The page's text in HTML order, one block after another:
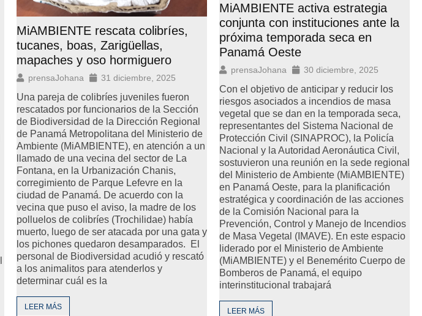
MiAMBIENTE rescata colibríes,
tucanes, boas, Zarigüellas,
mapaches y oso hormiguero
prensaJohana 31 diciembre, 2025
Una pareja de colibríes juveniles fueron
rescatados por funcionarios de la Sección
de Biodiversidad de la Dirección Regional
de Panamá Metropolitana del Ministerio de
Ambiente (MiAMBIENTE), en atención a un
llamado de una vecina del sector de La
Fontana, en la Urbanización Chanis,
corregimiento de Parque Lefevre en la
ciudad de Panamá. De acuerdo con la
vecina que puso el aviso, la madre de los
polluelos de colibríes (Trochilidae) había
muerto, luego de ser atacada por una gata y
los pichones quedaron desamparados. El
personal de Biodiversidad acudió y rescató
a los animalitos para atenderlos y
determinar cuál es la
LEER MÁS
MiAMBIENTE activa estrategia
conjunta con instituciones ante la
próxima temporada seca en
Panamá Oeste
prensaJohana 30 diciembre, 2025
Con el objetivo de anticipar y reducir los
riesgos asociados a incendios de masa
vegetal que se dan en la temporada seca,
representantes del Sistema Nacional de
Protección Civil (SINAPROC), la Policía
Nacional y la Autoridad Aeronáutica Civil,
sostuvieron una reunión en la sede regional
del Ministerio de Ambiente (MiAMBIENTE)
en Panamá Oeste, para la planificación
estratégica y coordinación de las acciones
de la Comisión Nacional para la
Prevención, Control y Manejo de Incendios
de Masa Vegetal (IMAVE). En este espacio
liderado por el Ministerio de Ambiente
(MiAMBIENTE) y el Benemérito Cuerpo de
Bomberos de Panamá, el equipo
interinstitucional trabajará
LEER MÁS